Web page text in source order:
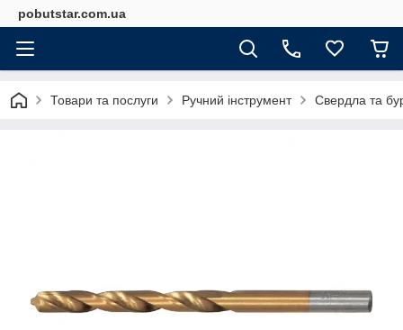
pobutstar.com.ua
Товари та послуги Ручний інструмент Свердла та